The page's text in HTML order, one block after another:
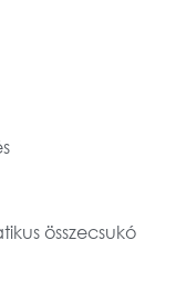
összecsukó